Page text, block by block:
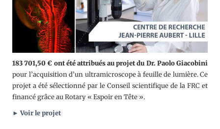
183 701,50 € ont été attribués au projet du Dr. Paolo Giacobini
pour l’acquisition d’un ultramicroscope à feuille de lumière. Ce
projet a été sélectionné par le Conseil scientifique de la FRC et
financé grâce au Rotary « Espoir en Tête ».
► Voir le projet